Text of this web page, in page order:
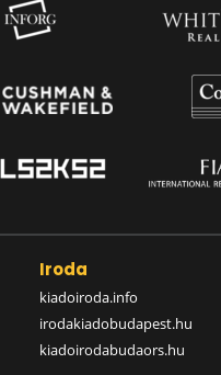
Iroda
kiadoiroda.info
irodakiadobudapest.hu
kiadoirodabudaors.hu